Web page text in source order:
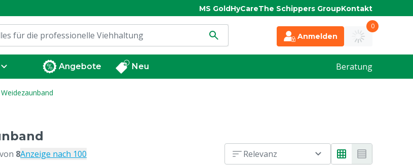
MS GoldHyCareThe Schippers GroupKontakt
Anmelden
0
Angebote Neu Beratung
Weidezaunband
von 8Anzeige nach 100 Relevanz